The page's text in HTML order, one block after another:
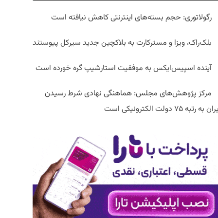
رگولاتوری: حجم بسته‌های اینترنتی کاهش نیافته است
بلک‌راک، ویزا و مسترکارت به بلاکچین جدید سیرکل پیوستند
آینده اسپیس‌ایکس به موفقیت استارشیپ گره خورده است
مرکز پژوهش‌های مجلس: هماهنگی نهادی شرط رسیدن
به رتبه ۷۵ دولت الکترونیکی است